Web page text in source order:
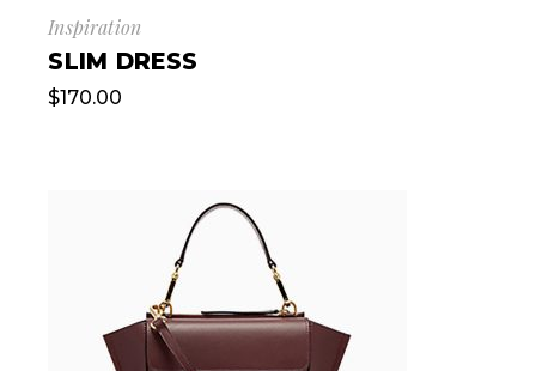
Inspiration
SLIM DRESS
$170.00